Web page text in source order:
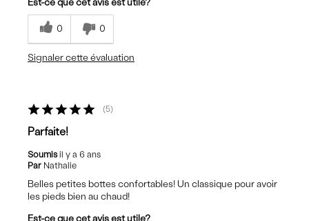
Est-ce que cet avis est utile?
0 0
Signaler cette évaluation
5
Parfaite!
Soumisil y a 6 ans
Par Nathalie
Belles petites bottes confortables! Un classique pour avoir
les pieds bien au chaud!